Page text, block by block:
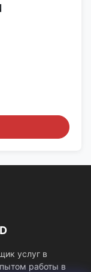
услуг в
работы в